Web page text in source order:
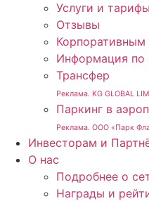
Услуги и тарифы
Отзывы
Корпоративным
Информация по
Трансфер
Реклама. KG GLOBAL
Паркинг в
Реклама. ООО «Парк
Инвесторам и
О нас
Подробнее о
Награды и